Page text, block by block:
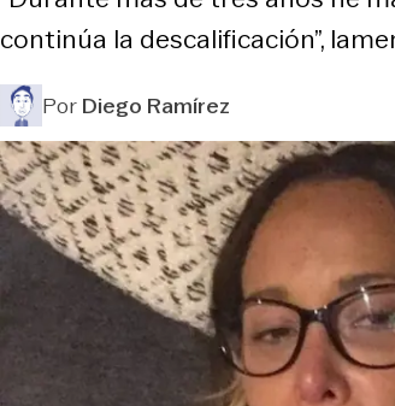
continúa la descalificación”,
PorDiego Ramírez